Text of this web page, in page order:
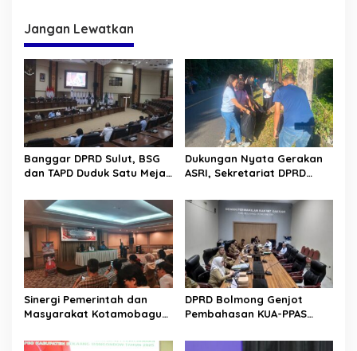
g
a
s
i
p
o
s
Jangan Lewatkan
Banggar DPRD Sulut, BSG
dan TAPD Duduk Satu Meja.
Rp30 Milyar ke BSG
Dukungan Nyata Gerakan
ASRI, Sekretariat DPRD
Jalan Manado – Tomohon
Sinergi Pemerintah dan
Masyarakat Kotamobagu
Golda Pinontoan
DPRD Bolmong Genjot
Pembahasan KUA-PPAS